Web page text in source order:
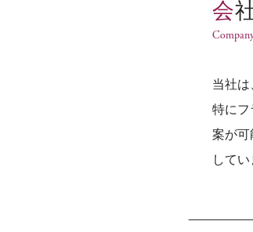
当社は
特にフ
案が可
してい